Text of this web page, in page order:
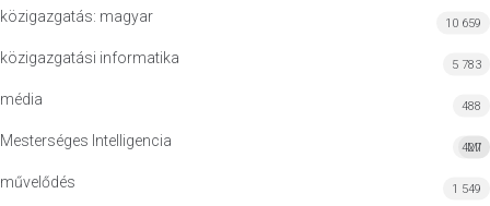
közigazgatás: magyar 10 659
közigazgatási informatika 5 783
média 488
Mesterséges Intelligencia MI
427
művelődés 1 549